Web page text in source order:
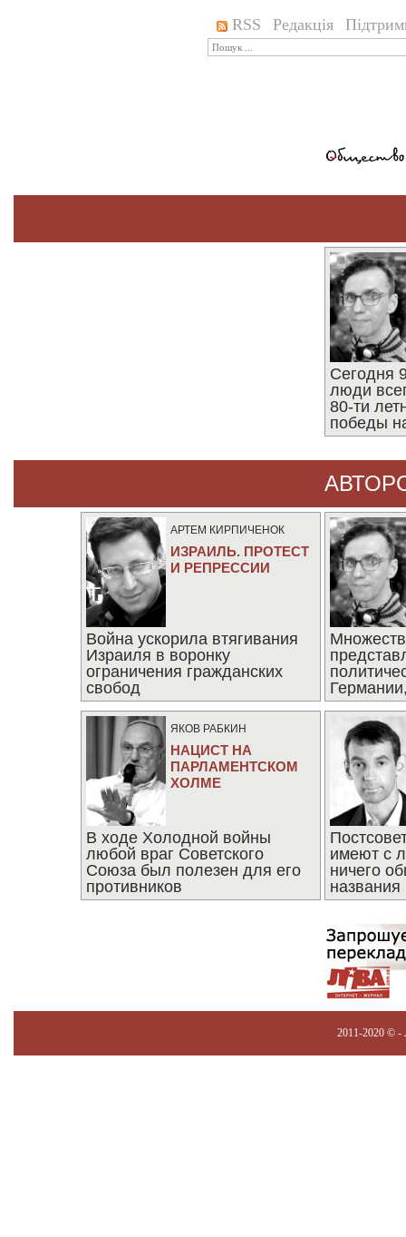
RSS Редакція
Сегодня
люди
80-ти
победы
АРТЕМ КИРПИЧЕНОК
ИЗРАИЛЬ. ПРОТЕСТ
И РЕПРЕССИИ
Война ускорила втягивания
Израиля в воронку
ограничения гражданских
свобод
ЯКОВ РАБКИН
НАЦИСТ НА
ПАРЛАМЕНТСКОМ
ХОЛМЕ
В ходе Холодной войны
любой враг Советского
Союза был полезен для его
противников
имеют с
ничего
названия
2011-2020 © -